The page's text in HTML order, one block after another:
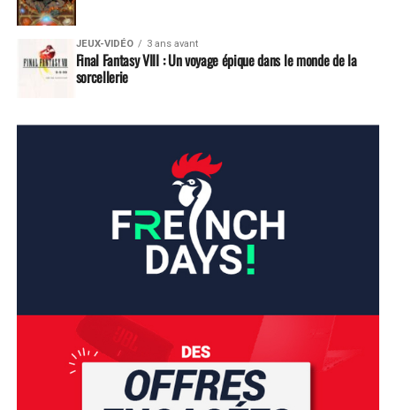
JEUX-VIDÉO 3 ans avant
Final Fantasy VIII : Un voyage épique dans le monde de la
sorcellerie